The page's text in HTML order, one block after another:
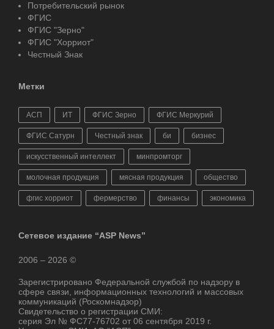
Потребительский рынок
ФГИС
ФГИС "Зерно"
ФГИС "Хорриот"
Честный Знак
Метки
АСП ИТ ФГИС Зерно ФГИС Меркурий
ФГИС Сатурн Честный знак би бизнес
искусственный интеллект минпромторг
молочная продукция мясная продукция общество
фгис хорриот фермерство финансы экономика
Сетевое издание “ASP News”
2006 – 2026 ©
Зарегистрировано Федеральной службой по надзору в
сфере связи, информационных технологий и массовых
коммуникаций (Роскомнадзор)
Свидетельство о регистрации СМИ:
серия Эл № ФС77-76702 от 06 сентября 2019 г.